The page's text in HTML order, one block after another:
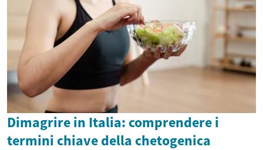
Dimagrire in Italia: comprendere i
termini chiave della chetogenica